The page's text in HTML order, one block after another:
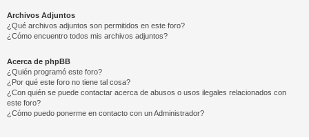
Archivos Adjuntos
¿Qué archivos adjuntos son permitidos en este foro?
¿Cómo encuentro todos mis archivos adjuntos?
Acerca de phpBB
¿Quién programó este foro?
¿Por qué este foro no tiene tal cosa?
¿Con quién se puede contactar acerca de abusos o usos ilegales relacionados con
este foro?
¿Cómo puedo ponerme en contacto con un Administrador?